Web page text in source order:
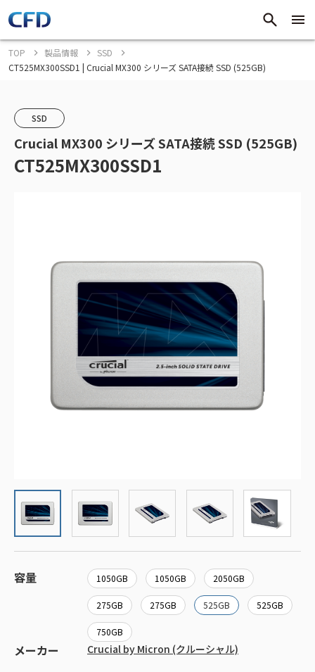
TOP 製品情報
SSD
CT525MX300SSD1 | Crucial MX300 シリーズ SATA接続 SSD (525GB)
SSD
Crucial MX300 シリーズ SATA接続 SSD (525GB)
CT525MX300SSD1
容量 1050GB 1050GB 2050GB
275GB 275GB 525GB 525GB
750GB
メーカー Crucial by Micron (クルーシャル)